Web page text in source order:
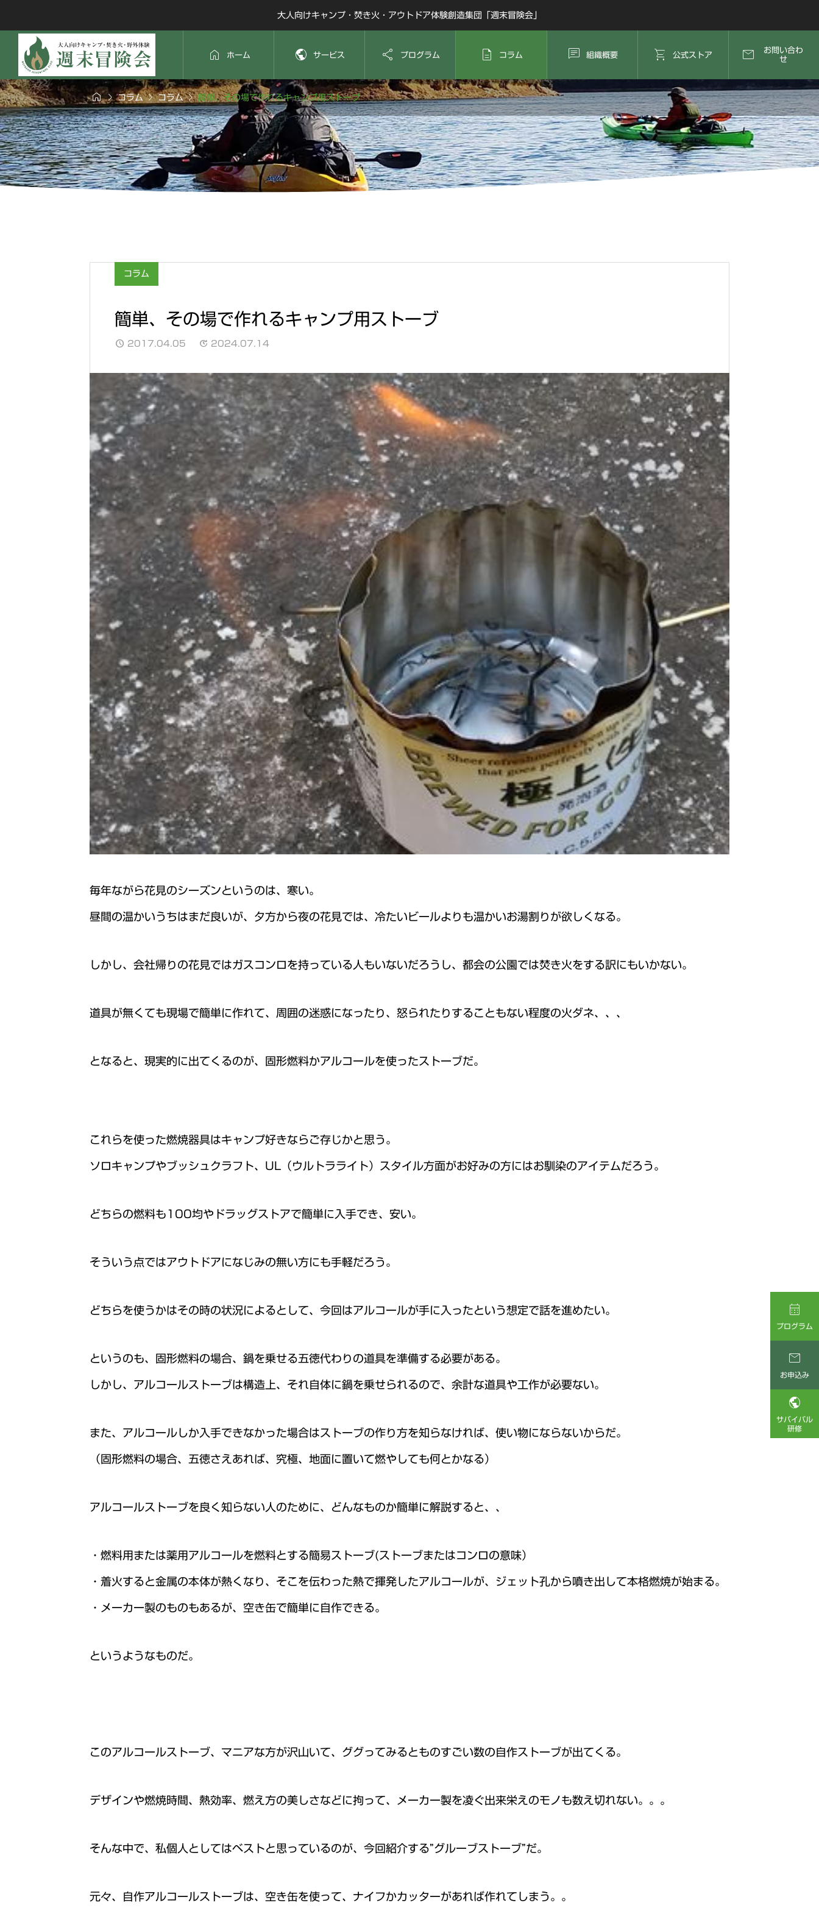
大人向けキャンプ・焚き火・アウトドア体験創造集団「週末冒険会」
 ホーム  サービス  プログラム  コラム  組織概要  公式ストア 
お問い合わ
せ
コラムコラム簡単、その場で作れるキャンプ用ストーブ
コラム
簡単、その場で作れるキャンプ用ストーブ
2017.04.05 2024.07.14
毎年ながら花見のシーズンというのは、寒い。
昼間の温かいうちはまだ良いが、夕方から夜の花見では、冷たいビールよりも温かいお湯割りが欲しくなる。
しかし、会社帰りの花見ではガスコンロを持っている人もいないだろうし、都会の公園では焚き火をする訳にもいかない。
道具が無くても現場で簡単に作れて、周囲の迷惑になったり、怒られたりすることもない程度の火ダネ、、、
となると、現実的に出てくるのが、固形燃料かアルコールを使ったストーブだ。
これらを使った燃焼器具はキャンプ好きならご存じかと思う。
ソロキャンプやブッシュクラフト、UL（ウルトラライト）スタイル方面がお好みの方にはお馴染のアイテムだろう。
どちらの燃料も100均やドラッグストアで簡単に入手でき、安い。
そういう点ではアウトドアになじみの無い方にも手軽だろう。
どちらを使うかはその時の状況によるとして、今回はアルコールが手に入ったという想定で話を進めたい。
というのも、固形燃料の場合、鍋を乗せる五徳代わりの道具を準備する必要がある。
しかし、アルコールストーブは構造上、それ自体に鍋を乗せられるので、余計な道具や工作が必要ない。
また、アルコールしか入手できなかった場合はストーブの作り方を知らなければ、使い物にならないからだ。
（固形燃料の場合、五徳さえあれば、究極、地面に置いて燃やしても何とかなる）
アルコールストーブを良く知らない人のために、どんなものか簡単に解説すると、、
・燃料用または薬用アルコールを燃料とする簡易ストーブ(ストーブまたはコンロの意味）
・着火すると金属の本体が熱くなり、そこを伝わった熱で揮発したアルコールが、ジェット孔から噴き出して本格燃焼が始まる。
・メーカー製のものもあるが、空き缶で簡単に自作できる。
というようなものだ。
このアルコールストーブ、マニアな方が沢山いて、ググってみるとものすごい数の自作ストーブが出てくる。
デザインや燃焼時間、熱効率、燃え方の美しさなどに拘って、メーカー製を凌ぐ出来栄えのモノも数え切れない。。。
そんな中で、私個人としてはベストと思っているのが、今回紹介する”グルーブストーブ”だ。
元々、自作アルコールストーブは、空き缶を使って、ナイフかカッターがあれば作れてしまう。。

プログラム

お申込み

サバイバル
研修